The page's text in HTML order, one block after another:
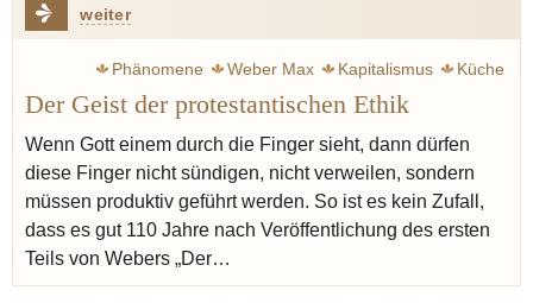
weiter
Phänomene Weber Max Kapitalismus
Küche
Kochkunst
Serres Michel Ferran Adria
Redzepi René
Noma
Geist Hand Kunst Kultur
Nova Regio
Der Geist der protestantischen Ethik
Wenn Gott einem durch die Finger sieht, dann dürfen
diese Finger nicht sündigen, nicht verweilen, sondern
müssen produktiv geführt werden. So ist es kein Zufall,
dass es gut 110 Jahre nach Veröffentlichung des ersten
Teils von Webers „Der…